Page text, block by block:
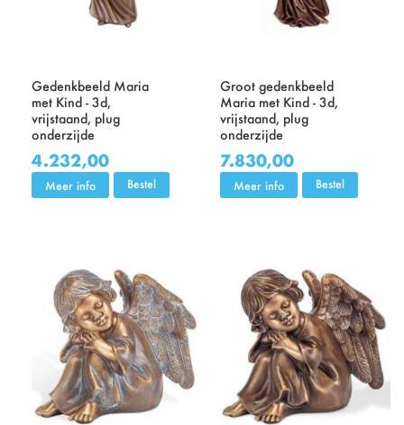
Gedenkbeeld Maria
met Kind - 3d,
vrijstaand, plug
onderzijde
4.232,00
Meer info Bestel
Groot gedenkbeeld
Maria met Kind - 3d,
vrijstaand, plug
onderzijde
7.830,00
Meer info Bestel